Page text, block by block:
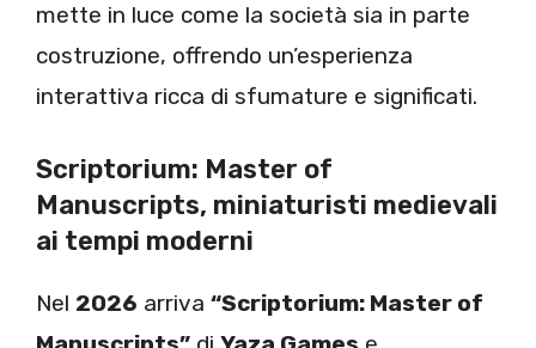
mette in luce come la società sia in parte
costruzione, offrendo un’esperienza
interattiva ricca di sfumature e significati.
Scriptorium: Master of
Manuscripts, miniaturisti medievali
ai tempi moderni
Nel 2026 arriva “Scriptorium: Master of